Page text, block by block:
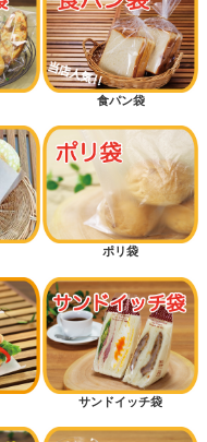
食パン袋
ポリ袋
サンドイッチ袋